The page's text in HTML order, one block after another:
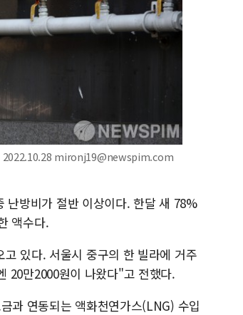
. 2022.10.28 mironj19@newspim.com
난방비가 절반 이상이다. 한달 새 78%
액수다.
있다. 서울시 중구의 한 빌라에 거주
20만2000원이 나왔다"고 전했다.
과 연동되는 액화천연가스(LNG) 수입